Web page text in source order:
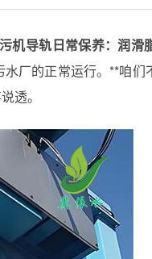
机导轨日常保养：润滑
厂的正常运行。**咱们
透。